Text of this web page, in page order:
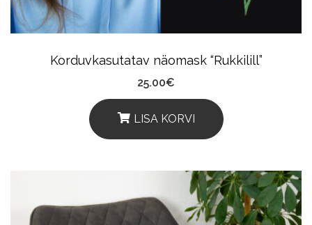
Korduvkasutatav näomask “Rukkilill”
25.00€
LISA KORVI